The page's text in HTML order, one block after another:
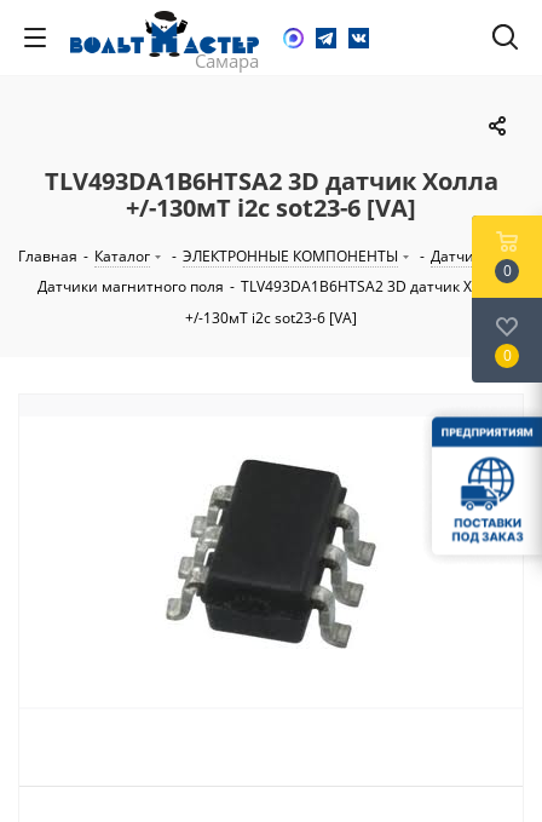
TLV493DA1B6HTSA2 3D датчик Холла
+/-130мТ i2c sot23-6 [VA]
Главная - Каталог - ЭЛЕКТРОННЫЕ КОМПОНЕНТЫ - Датчики
-
Датчики магнитного поля - TLV493DA1B6HTSA2 3D датчик Холла
+/-130мТ i2c sot23-6 [VA]
0
0